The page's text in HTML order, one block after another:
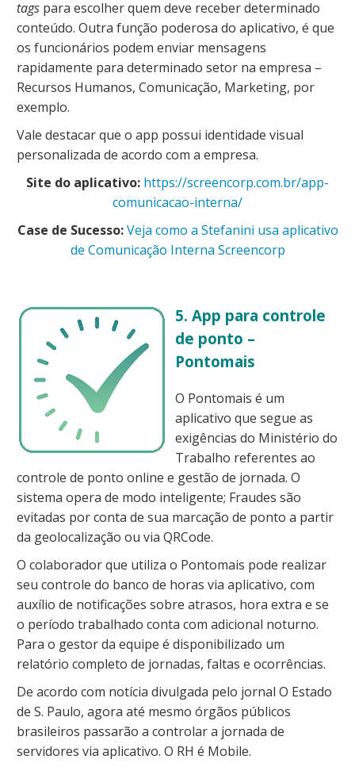
tags para escolher quem deve receber determinado
conteúdo. Outra função poderosa do aplicativo, é que
os funcionários podem enviar mensagens
rapidamente para determinado setor na empresa –
Recursos Humanos, Comunicação, Marketing, por
exemplo.
Vale destacar que o app possui identidade visual
personalizada de acordo com a empresa.
Site do aplicativo: https://screencorp.com.br/app-
comunicacao-interna/
Case de Sucesso: Veja como a Stefanini usa aplicativo
de Comunicação Interna Screencorp
5. App para controle
de ponto –
Pontomais
O Pontomais é um
aplicativo que segue as
exigências do Ministério do
Trabalho referentes ao
controle de ponto online e gestão de jornada. O
sistema opera de modo inteligente; Fraudes são
evitadas por conta de sua marcação de ponto a partir
da geolocalização ou via QRCode.
O colaborador que utiliza o Pontomais pode realizar
seu controle do banco de horas via aplicativo, com
auxílio de notificações sobre atrasos, hora extra e se
o período trabalhado conta com adicional noturno.
Para o gestor da equipe é disponibilizado um
relatório completo de jornadas, faltas e ocorrências.
De acordo com notícia divulgada pelo jornal O Estado
de S. Paulo, agora até mesmo órgãos públicos
brasileiros passarão a controlar a jornada de
servidores via aplicativo. O RH é Mobile.